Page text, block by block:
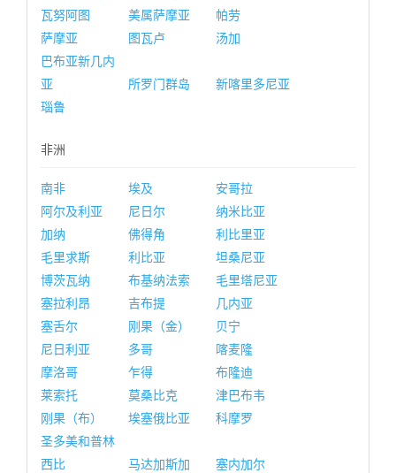
瓦努阿图
美属萨摩亚
帕劳
萨摩亚
图瓦卢
汤加
巴布亚新几内
亚
所罗门群岛
新喀里多尼亚
瑙鲁
非洲
南非 埃及
安哥拉
阿尔及利亚
尼日尔
纳米比亚
加纳
佛得角
利比里亚
毛里求斯
利比亚
坦桑尼亚
博茨瓦纳
布基纳法索
毛里塔尼亚
塞拉利昂
吉布提
几内亚
塞舌尔
刚果（金）
贝宁
尼日利亚
多哥
喀麦隆
摩洛哥
乍得
布隆迪
莱索托
莫桑比克
津巴布韦
刚果（布）
埃塞俄比亚
科摩罗
圣多美和普林
西比
马达加斯加 塞内加尔